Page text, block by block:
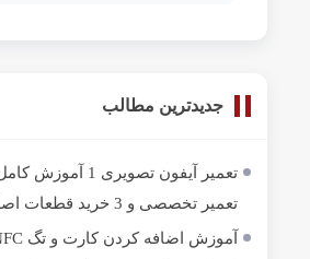
جدیدترین مطالب
تعمیر تخصصی و 3 خرید قطعات اصلی
آموزش اضافه کردن کارت و تگ NFCپنل تابا1